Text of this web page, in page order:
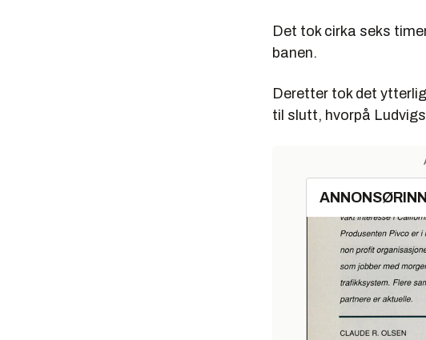
Det tok cirka seks
banen.
Deretter tok det
til slutt, hvorpå